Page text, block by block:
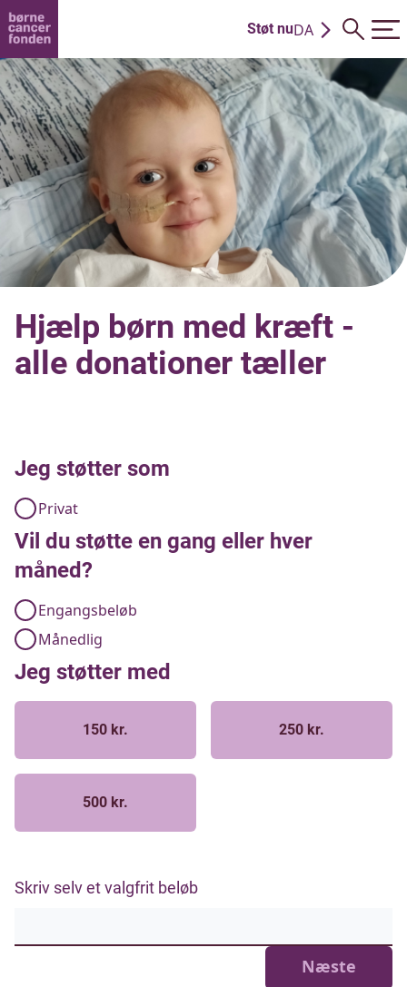
Støt nuDA
Hjælp børn med kræft -
alle donationer tæller
Jeg støtter som
Privat
Vil du støtte en gang eller hver
måned?
Engangsbeløb
Månedlig
Jeg støtter med
150 kr. 250 kr.
500 kr.
Skriv selv et valgfrit beløb
Næste